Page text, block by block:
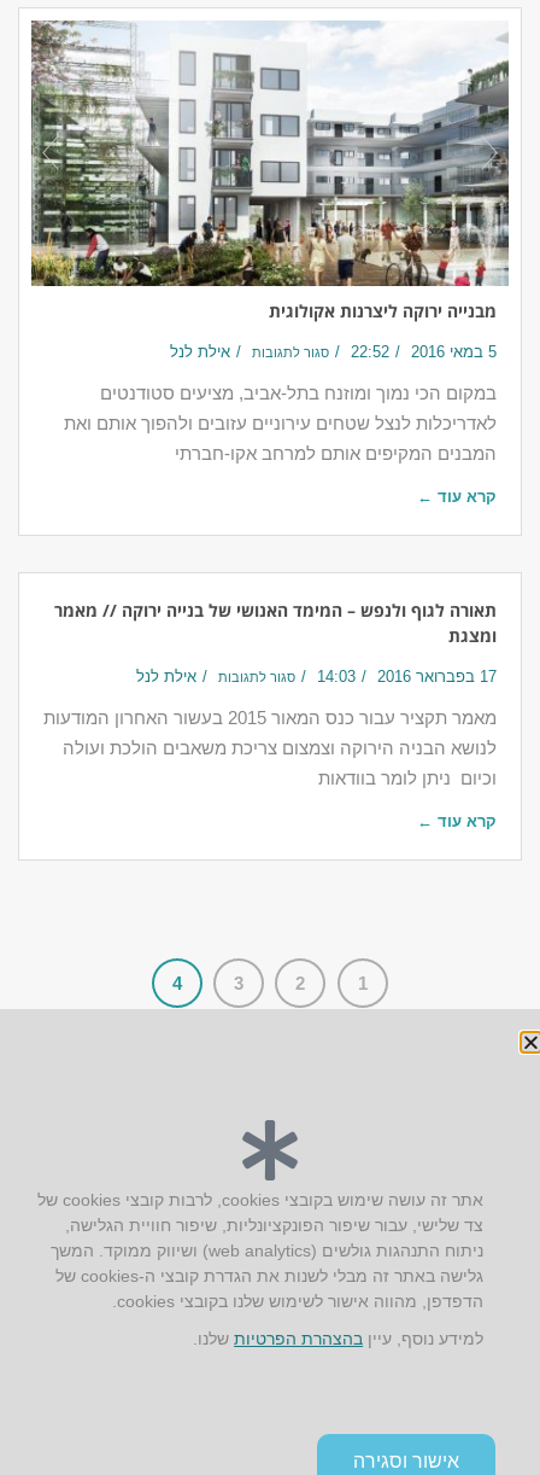
מבנייה ירוקה ליצרנות אקולוגית
5 במאי 2016 22:52 סגור לתגובות אילת לנל
במקום הכי נמוך ומוזנח בתל-אביב, מציעים סטודנטים
לאדריכלות לנצל שטחים עירוניים עזובים ולהפוך אותם ואת
המבנים המקיפים אותם למרחב אקו-חברתי
קרא עוד ←
תאורה לגוף ולנפש – המימד האנושי של בנייה ירוקה // מאמר
ומצגת
17 בפברואר 2016 14:03 סגור לתגובות אילת לנל
מאמר תקציר עבור כנס המאור 2015 בעשור האחרון המודעות
לנושא הבניה הירוקה וצמצום צריכת משאבים הולכת ועולה
וכיום ניתן לומר בוודאות
קרא עוד ←
1
2
3
4
טלפון:04-8772469
הצהרת נגישות
אתר זה עושה שימוש בקובצי cookies, לרבות קובצי cookies של
צד שלישי, עבור שיפור הפונקציונליות, שיפור חוויית הגלישה,
ניתוח התנהגות גולשים (web analytics) ושיווק ממוקד. המשך
גלישה באתר זה מבלי לשנות את הגדרת קובצי ה-cookies של
הדפדפן, מהווה אישור לשימוש שלנו בקובצי cookies.
למידע נוסף, עיין בהצהרת הפרטיותשלנו.
אישור וסגירה